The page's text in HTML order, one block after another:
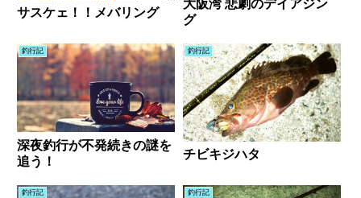
サスケェ！！メバリング
大阪湾 悲劇のデイアジン
グ
釣行記
深夜釣行が不発続きの謎を
追う！
釣行記
チビキジハタ
釣行記 釣行記